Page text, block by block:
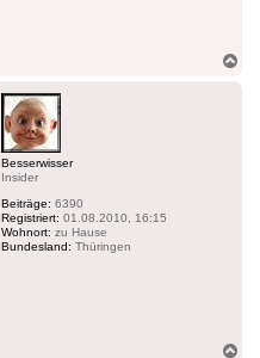
Besserwisser
Insider
Beiträge: 6390
Registriert: 01.08.2010, 16:15
Wohnort: zu Hause
Bundesland: Thüringen